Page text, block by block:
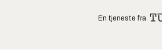
En tjeneste fra